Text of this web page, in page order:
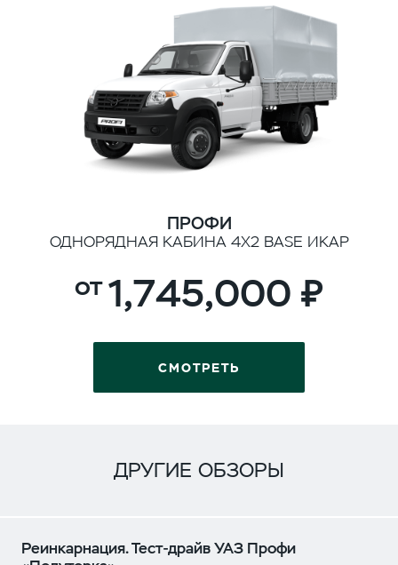
ПРОФИ
ОДНОРЯДНАЯ КАБИНА 4Х2 BASE ИКАР
1,745,000
СМОТРЕТЬ
ДРУГИЕ ОБЗОРЫ
Реинкарнация. Тест-драйв УАЗ Профи